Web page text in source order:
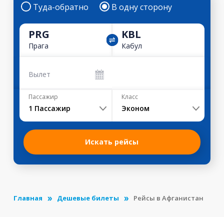
Туда-обратно В одну сторону
PRG
Прага
KBL
Кабул
Вылет
Пассажир
1 Пассажир
Класс
Эконом
Искать рейсы
Главная Дешевые билеты Рейсы в Афганистан